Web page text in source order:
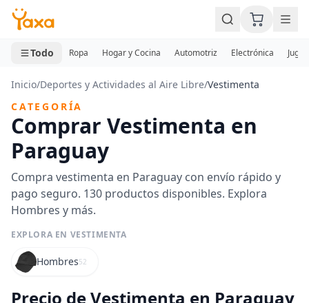
MINI CARRITO
0 productos
Todo Ropa Hogar y Cocina Automotriz Electrónica
Inicio/Deportes y Actividades al Aire Libre/Vestimenta
CATEGORÍA
Comprar Vestimenta en
Paraguay
Compra vestimenta en Paraguay con envío rápido y
pago seguro. 130 productos disponibles. Explora
Hombres y más.
EXPLORA EN VESTIMENTA
Hombres52
Precio de Vestimenta en Paraguay